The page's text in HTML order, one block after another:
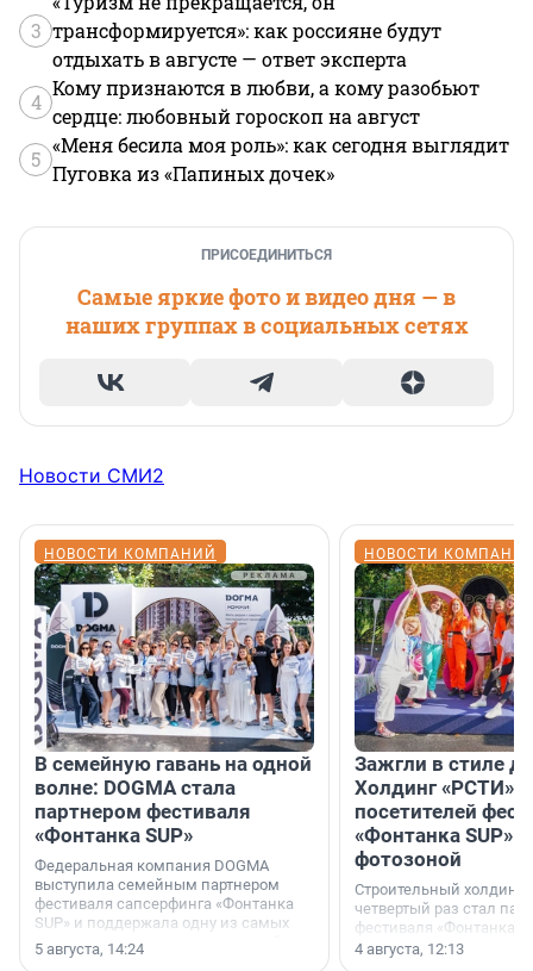
3 трансформируется»: как россияне будут
отдыхать в августе — ответ эксперта
4
Кому признаются в любви, а кому разобьют
сердце: любовный гороскоп на август
5
«Меня бесила моя роль»: как сегодня выглядит
Пуговка из «Папиных дочек»
ПРИСОЕДИНИТЬСЯ
Самые яркие фото и видео дня — в
наших группах в социальных сетях
Новости СМИ2
НОВОСТИ КОМПАНИЙ
В семейную гавань на одной
волне: DOGMA стала
партнером фестиваля
«Фонтанка SUP»
Федеральная компания DOGMA
выступила семейным партнером
фестиваля сапсерфинга «Фонтанка
SUP» и поддержала одну из самых
ярких и романтичных номинаций —
«SUP-свадьба».
5 августа, 14:24
НОВОСТИ
Зажгли в стиле
Холдинг «РСТИ»
посетителей
«Фонтанка SUP»
фотозоной
Строительный холдинг
четвертый раз стал
фестиваля «Фонтанка
раз компания
4 августа, 12:13